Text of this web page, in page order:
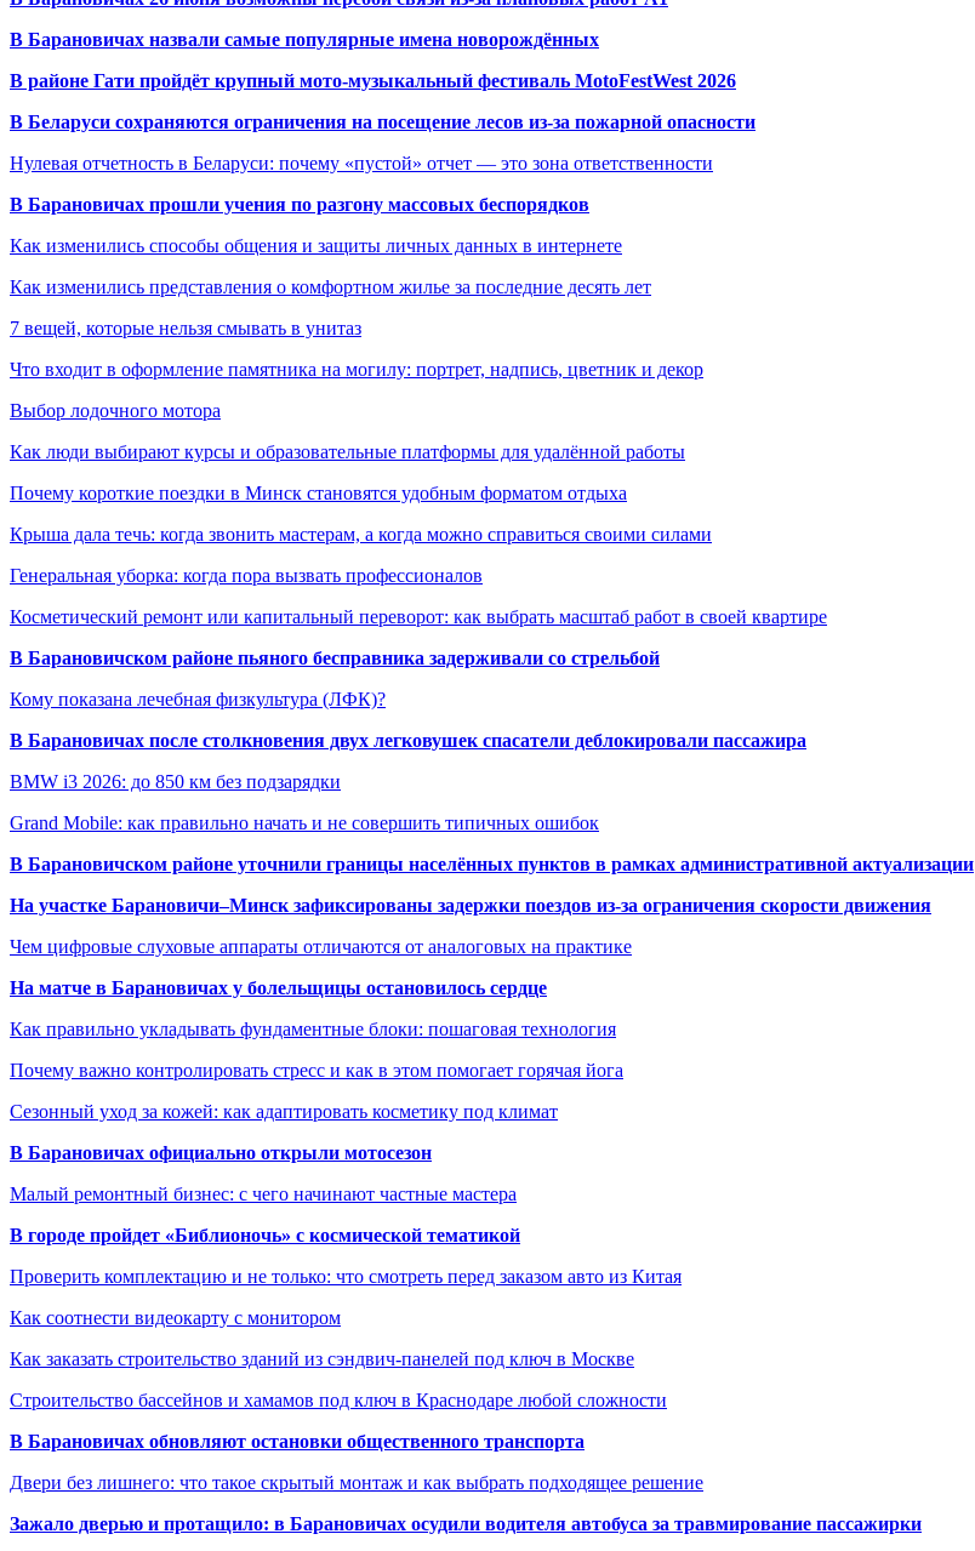
В Барановичах назвали самые популярные имена новорождённых
В районе Гати пройдёт крупный мото-музыкальный фестиваль MotoFestWest 2026
В Беларуси сохраняются ограничения на посещение лесов из-за пожарной опасности
Нулевая отчетность в Беларуси: почему «пустой» отчет — это зона ответственности
В Барановичах прошли учения по разгону массовых беспорядков
Как изменились способы общения и защиты личных данных в интернете
Как изменились представления о комфортном жилье за последние десять лет
7 вещей, которые нельзя смывать в унитаз
Что входит в оформление памятника на могилу: портрет, надпись, цветник и декор
Выбор лодочного мотора
Как люди выбирают курсы и образовательные платформы для удалённой работы
Почему короткие поездки в Минск становятся удобным форматом отдыха
Крыша дала течь: когда звонить мастерам, а когда можно справиться своими силами
Генеральная уборка: когда пора вызвать профессионалов
Косметический ремонт или капитальный переворот: как выбрать масштаб работ в своей квартире
В Барановичском районе пьяного бесправника задерживали со стрельбой
Кому показана лечебная физкультура (ЛФК)?
В Барановичах после столкновения двух легковушек спасатели деблокировали пассажира
BMW i3 2026: до 850 км без подзарядки
Grand Mobile: как правильно начать и не совершить типичных ошибок
В Барановичском районе уточнили границы населённых пунктов в рамках административной актуализации
На участке Барановичи–Минск зафиксированы задержки поездов из-за ограничения скорости движения
Чем цифровые слуховые аппараты отличаются от аналоговых на практике
На матче в Барановичах у болельщицы остановилось сердце
Как правильно укладывать фундаментные блоки: пошаговая технология
Почему важно контролировать стресс и как в этом помогает горячая йога
Сезонный уход за кожей: как адаптировать косметику под климат
В Барановичах официально открыли мотосезон
Малый ремонтный бизнес: с чего начинают частные мастера
В городе пройдет «Библионочь» с космической тематикой
Проверить комплектацию и не только: что смотреть перед заказом авто из Китая
Как соотнести видеокарту с монитором
Как заказать строительство зданий из сэндвич-панелей под ключ в Москве
Строительство бассейнов и хамамов под ключ в Краснодаре любой сложности
В Барановичах обновляют остановки общественного транспорта
Двери без лишнего: что такое скрытый монтаж и как выбрать подходящее решение
Зажало дверью и протащило: в Барановичах осудили водителя автобуса за травмирование пассажирки